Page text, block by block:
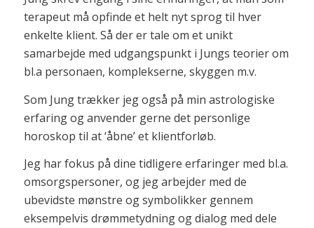
terapeut må opfinde et helt nyt sprog til hver
enkelte klient. Så der er tale om et unikt
samarbejde med udgangspunkt i Jungs teorier om
bl.a personaen, komplekserne, skyggen m.v.
Som Jung trækker jeg også på min astrologiske
erfaring og anvender gerne det personlige
horoskop til at ‘åbne’ et klientforløb.
Jeg har fokus på dine tidligere erfaringer med bl.a.
omsorgspersoner, og jeg arbejder med de
ubevidste mønstre og symbolikker gennem
eksempelvis drømmetydning og dialog med dele